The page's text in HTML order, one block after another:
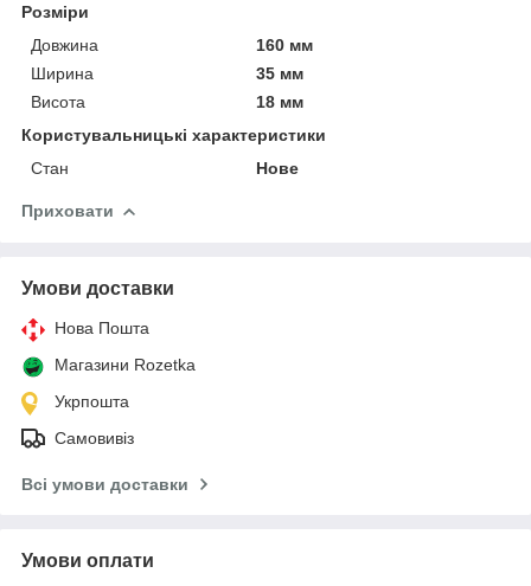
Розміри
Довжина
160 мм
Ширина
35 мм
Висота
18 мм
Користувальницькі характеристики
Стан
Нове
Приховати
Умови доставки
Нова Пошта
Магазини Rozetka
Укрпошта
Самовивіз
Всі умови доставки
Умови оплати